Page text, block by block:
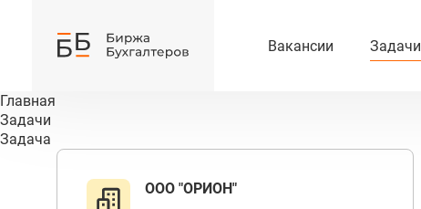
Вакансии Задачи
Главная
Задачи
Задача
ООО "ОРИОН"